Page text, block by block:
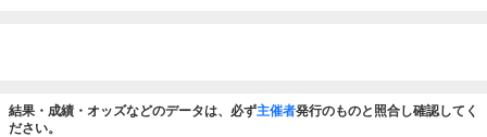
結果・成績・オッズなどのデータは、必ず主催者発行のものと照合し確認してく
ださい。